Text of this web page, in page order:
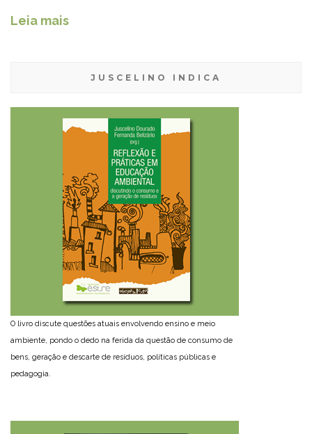
Leia mais
JUSCELINO INDICA
O livro discute questões atuais envolvendo ensino e meio
ambiente, pondo o dedo na ferida da questão de consumo de
bens, geração e descarte de resíduos, políticas públicas e
pedagogia.